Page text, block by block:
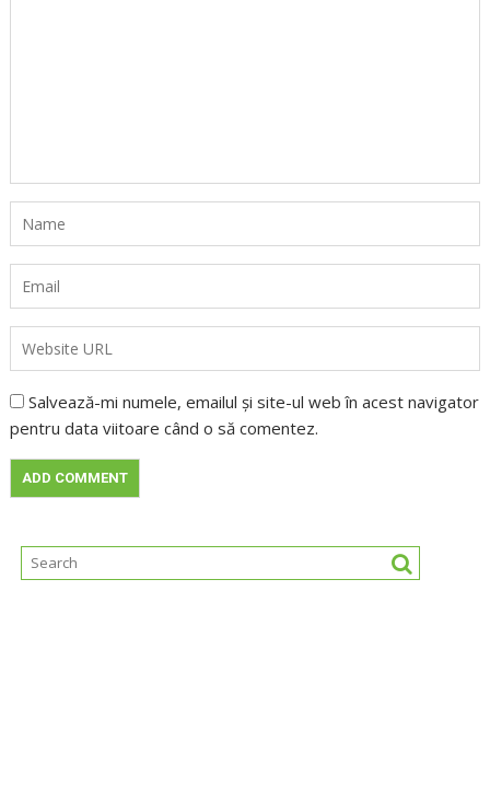
Salvează-mi numele, emailul și site-ul web în acest navigator
pentru data viitoare când o să comentez.